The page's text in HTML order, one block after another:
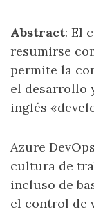
Abstract: El
resumirse
permite la
el desarrollo
inglés
Azure
cultura de
incluso de
el control de